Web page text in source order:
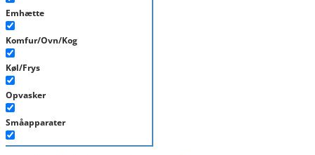
Emhætte
Komfur/Ovn/Kog
Køl/Frys
Opvasker
Småapparater
Støvsuger